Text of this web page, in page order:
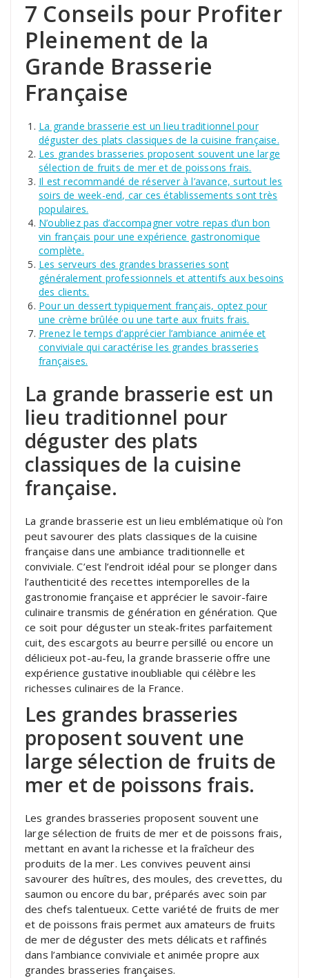
7 Conseils pour Profiter
Pleinement de la
Grande Brasserie
Française
La grande brasserie est un lieu traditionnel pour
déguster des plats classiques de la cuisine française.
Les grandes brasseries proposent souvent une large
sélection de fruits de mer et de poissons frais.
Il est recommandé de réserver à l’avance, surtout les
soirs de week-end, car ces établissements sont très
populaires.
N’oubliez pas d’accompagner votre repas d’un bon
vin français pour une expérience gastronomique
complète.
Les serveurs des grandes brasseries sont
généralement professionnels et attentifs aux besoins
des clients.
Pour un dessert typiquement français, optez pour
une crème brûlée ou une tarte aux fruits frais.
Prenez le temps d’apprécier l’ambiance animée et
conviviale qui caractérise les grandes brasseries
françaises.
La grande brasserie est un
lieu traditionnel pour
déguster des plats
classiques de la cuisine
française.
La grande brasserie est un lieu emblématique où l’on
peut savourer des plats classiques de la cuisine
française dans une ambiance traditionnelle et
conviviale. C’est l’endroit idéal pour se plonger dans
l’authenticité des recettes intemporelles de la
gastronomie française et apprécier le savoir-faire
culinaire transmis de génération en génération. Que
ce soit pour déguster un steak-frites parfaitement
cuit, des escargots au beurre persillé ou encore un
délicieux pot-au-feu, la grande brasserie offre une
expérience gustative inoubliable qui célèbre les
richesses culinaires de la France.
Les grandes brasseries
proposent souvent une
large sélection de fruits de
mer et de poissons frais.
Les grandes brasseries proposent souvent une
large sélection de fruits de mer et de poissons frais,
mettant en avant la richesse et la fraîcheur des
produits de la mer. Les convives peuvent ainsi
savourer des huîtres, des moules, des crevettes, du
saumon ou encore du bar, préparés avec soin par
des chefs talentueux. Cette variété de fruits de mer
et de poissons frais permet aux amateurs de fruits
de mer de déguster des mets délicats et raffinés
dans l’ambiance conviviale et animée propre aux
grandes brasseries françaises.